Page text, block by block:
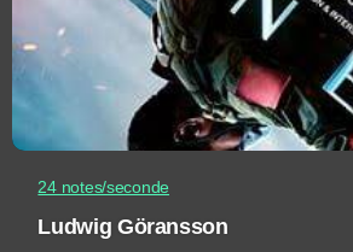
24 notes/seconde
Ludwig Göransson